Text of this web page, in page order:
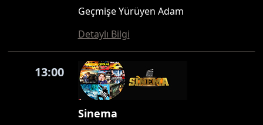
Geçmişe Yürüyen Adam
Detaylı Bilgi
13:00
Sinema